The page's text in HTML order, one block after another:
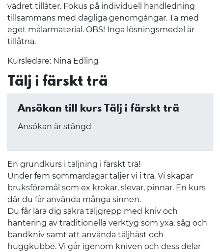
vädret tillåter. Fokus på individuell handledning
tillsammans med dagliga genomgångar. Ta med
eget målarmaterial. OBS! Inga lösningsmedel är
tillåtna.
Kursledare: Nina Edling
Tälj i färskt trä
Ansökan till kurs Tälj i färskt trä
Ansökan är stängd
En grundkurs i täljning i färskt trä!
Under fem sommardagar täljer vi i trä. Vi skapar
bruksföremål som ex krokar, slevar, pinnar. En kurs
där du får använda många sinnen.
Du får lära dig säkra täljgrepp med kniv och
hantering av traditionella verktyg som yxa, såg och
bandkniv samt att använda täljhäst och
huggkubbe. Vi går igenom kniven och dess delar